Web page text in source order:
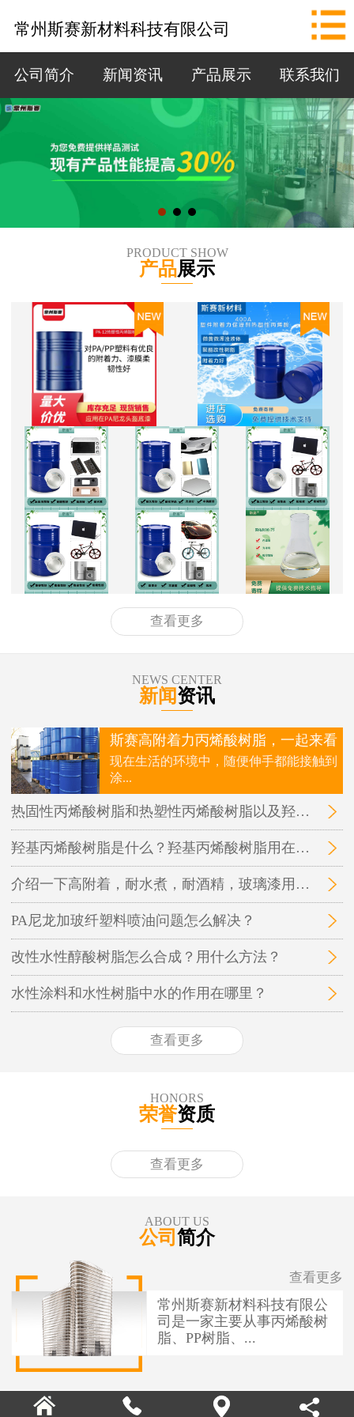
新闻资讯
产品展示
联系我们
拨打电话
常州斯赛新材料科技有限公司
公司简介 新闻资讯 产品展示 联系我们
PRODUCT SHOW
产品展示
查看更多
NEWS CENTER
新闻资讯
斯赛高附着力丙烯酸树脂，一起来看
现在生活的环境中，随便伸手都能接触到
涂...
热固性丙烯酸树脂和热塑性丙烯酸树脂以及羟基丙烯酸树脂三者之间的区别在哪里？
羟基丙烯酸树脂是什么？羟基丙烯酸树脂用在哪里？
介绍一下高附着，耐水煮，耐酒精，玻璃漆用的丙烯酸树脂
PA尼龙加玻纤塑料喷油问题怎么解决？
改性水性醇酸树脂怎么合成？用什么方法？
水性涂料和水性树脂中水的作用在哪里？
查看更多
HONORS
荣誉资质
查看更多
ABOUT US
公司 简介
常州斯赛新材料科技有限公
司是一家主要从事丙烯酸树
脂、PP树脂、...
查看更多